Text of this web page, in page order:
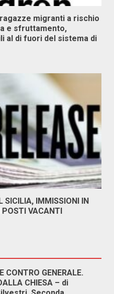
migranti a rischio
e sfruttamento,
al di fuori del sistema di
SICILIA, IMMISSIONI IN
POSTI VACANTI
CONTRO GENERALE.
CHIESA – di